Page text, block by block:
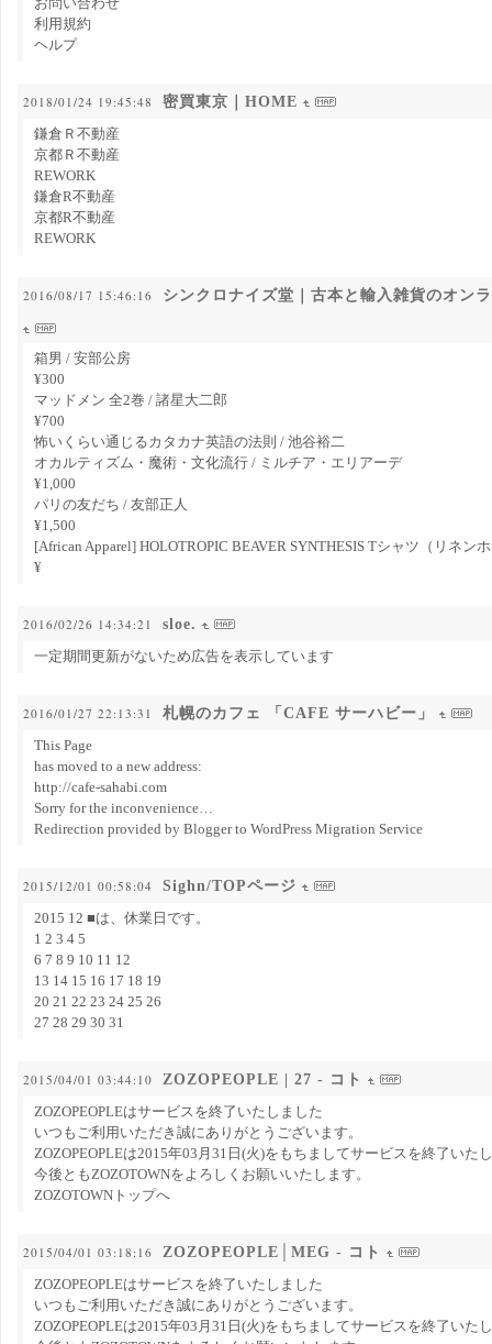
お問い合わせ
利用規約
ヘルプ
2018/01/24 19:45:48 密買東京｜HOME
鎌倉Ｒ不動産
京都Ｒ不動産
REWORK
鎌倉R不動産
京都R不動産
REWORK
2016/08/17 15:46:16 シンクロナイズ堂｜古本と輸入雑貨のオン
箱男 / 安部公房
¥300
マッドメン 全2巻 / 諸星大二郎
¥700
怖いくらい通じるカタカナ英語の法則 / 池谷裕二
オカルティズム・魔術・文化流行 / ミルチア・エリアーデ
¥1,000
パリの友だち / 友部正人
¥1,500
[African Apparel] HOLOTROPIC BEAVER SYNTHESIS Tシャツ（リネン
¥
2016/02/26 14:34:21 sloe.
一定期間更新がないため広告を表示しています
2016/01/27 22:13:31 札幌のカフェ 「CAFE サーハビー」
This Page
has moved to a new address:
http://cafe-sahabi.com
Sorry for the inconvenience…
Redirection provided by Blogger to WordPress Migration Service
2015/12/01 00:58:04 Sighn/TOPページ
2015 12 ■は、休業日です。
1 2 3 4 5
6 7 8 9 10 11 12
13 14 15 16 17 18 19
20 21 22 23 24 25 26
27 28 29 30 31
2015/04/01 03:44:10 ZOZOPEOPLE | 27 - コト
ZOZOPEOPLEはサービスを終了いたしました
いつもご利用いただき誠にありがとうございます。
ZOZOPEOPLEは2015年03月31日(火)をもちましてサービスを終了いた
今後ともZOZOTOWNをよろしくお願いいたします。
ZOZOTOWNトップへ
2015/04/01 03:18:16 ZOZOPEOPLE│MEG - コト
ZOZOPEOPLEはサービスを終了いたしました
いつもご利用いただき誠にありがとうございます。
ZOZOPEOPLEは2015年03月31日(火)をもちましてサービスを終了いた